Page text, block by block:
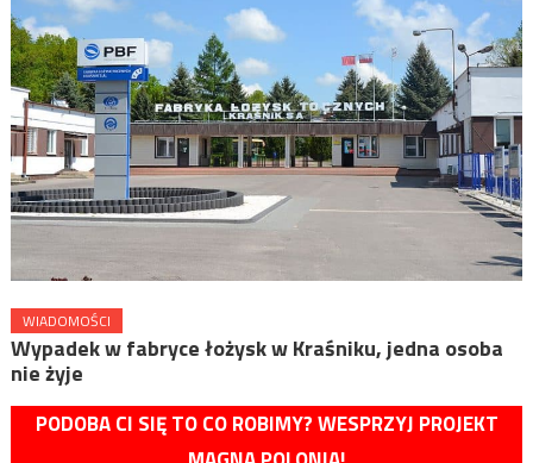
WIADOMOŚCI
Wypadek w fabryce łożysk w Kraśniku, jedna osoba
nie żyje
PODOBA CI SIĘ TO CO ROBIMY? WESPRZYJ PROJEKT